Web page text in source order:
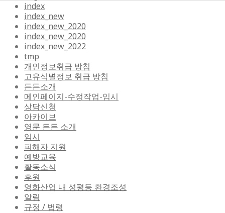
index
index_new
index_new_2020
index_new_2020
index_new_2022
tmp
개인정보취급 방침
고유식별정보 취급 방침
든든소개
메인페이지-수정작업-임시
상담신청
아카이브
영문 든든 소개
임시
피해자 지원
예방교육
활동소식
후원
영화산업 내 성평등 환경조성
알림
규정 / 법령